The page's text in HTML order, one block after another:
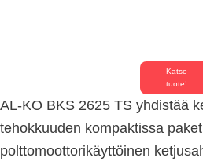
Katso
tuote!
AL-KO BKS 2625 TS yhdistää
tehokkuuden kompaktissa
polttomoottorikäyttöinen